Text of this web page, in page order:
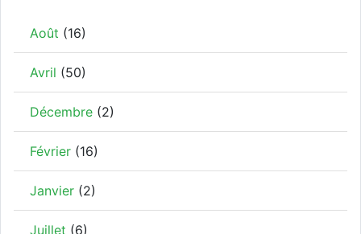
Août (16)
Avril (50)
Décembre (2)
Février (16)
Janvier (2)
Juillet (6)